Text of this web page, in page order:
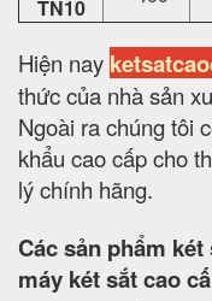
TN10
Hiện nay
thức của nhà sản
Ngoài ra chúng tôi
khẩu cao cấp cho
lý chính hãng.
Các sản phẩm
máy két sắt cao